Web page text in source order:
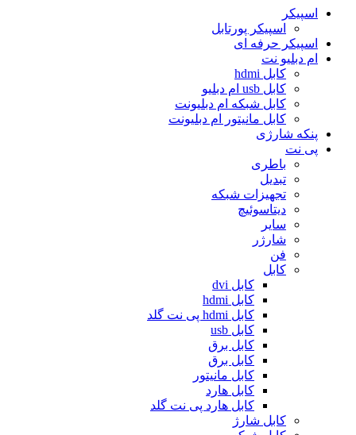
اسپیکر
اسپیکر پورتابل
اسپیکر حرفه ای
ام دبلیو نت
کابل hdmi
کابل usb ام دبلیو
کابل شبکه ام دبلیونت
کابل مانیتور ام دبلیونت
پنکه شارژی
پی نت
باطری
تبدیل
تجهیزات شبکه
دیتاسوئیچ
سایر
شارژر
فن
کابل
کابل dvi
کابل hdmi
کابل hdmi پی نت گلد
کابل usb
کابل برق
کابل برق
کابل مانیتور
کابل هارد
کابل هارد پی نت گلد
کابل شارژ